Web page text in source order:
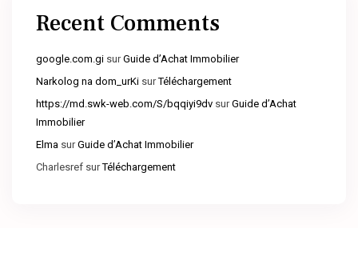
Recent Comments
google.com.gi surGuide d’Achat Immobilier
Narkolog na dom_urKi surTéléchargement
https://md.swk-web.com/S/bqqiyi9dv surGuide d’Achat
Immobilier
Elma surGuide d’Achat Immobilier
Charlesref surTéléchargement